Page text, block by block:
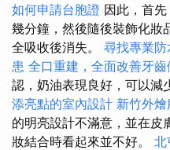
如何申請台胞證 因此，首
幾分鐘，然後隨後裝飾化妝
全吸收後消失。 尋找專業
患 全口重建，全面改善牙齒
認，奶油表現良好，可以減
添亮點的室內設計 新竹外
的明亮設計不滿意，並在皮
妝結合時看起來並不好。 北